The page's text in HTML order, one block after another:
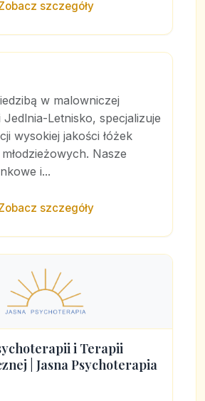
szczegóły
w malowniczej
Jedlnia-Letnisko, specjalizuje
wysokiej jakości łóżek
Nasze
i...
szczegóły
i Terapii
| Jasna Psychoterapia